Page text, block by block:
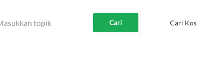
Cari Cari Kos